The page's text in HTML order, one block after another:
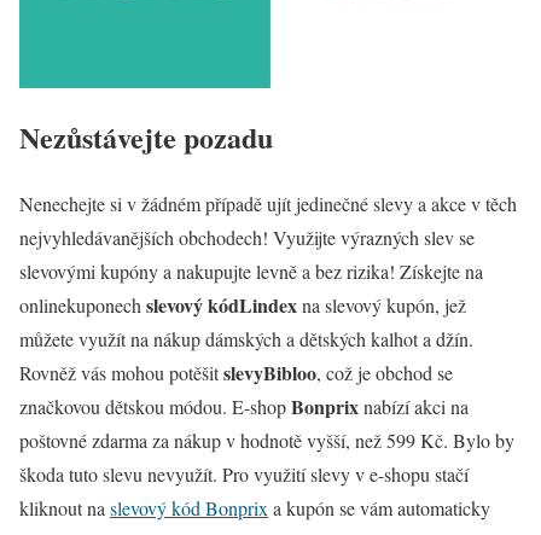
Nezůstávejte pozadu
Nenechejte si v žádném případě ujít jedinečné slevy a akce v těch
nejvyhledávanějších obchodech! Využijte výrazných slev se
slevovými kupóny a nakupujte levně a bez rizika! Získejte na
onlinekuponechslevový kódLindexna slevový kupón, jež
můžete využít na nákup dámských a dětských kalhot a džín.
Rovněž vás mohou potěšitslevyBibloo, což je obchod se
značkovou dětskou módou. E-shopBonprixnabízí akci na
poštovné zdarma za nákup v hodnotě vyšší, než 599 Kč. Bylo by
škoda tuto slevu nevyužít. Pro využití slevy v e-shopu stačí
kliknout naslevový kód Bonprixa kupón se vám automaticky